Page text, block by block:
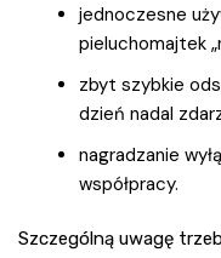
jednoczesne
pieluchomajtek
zbyt szybkie
dzień nadal
nagradzanie
współpracy.
Szczególną uwagę